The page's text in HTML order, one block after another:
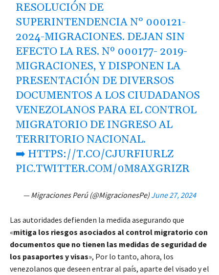
RESOLUCIÓN DE
SUPERINTENDENCIA N° 000121-
2024-MIGRACIONES. DEJAN SIN
EFECTO LA RES. Nº 000177- 2019-
MIGRACIONES, Y DISPONEN LA
PRESENTACIÓN DE DIVERSOS
DOCUMENTOS A LOS CIUDADANOS
VENEZOLANOS PARA EL CONTROL
MIGRATORIO DE INGRESO AL
TERRITORIO NACIONAL.
➡️ HTTPS://T.CO/CJURFIURLZ
PIC.TWITTER.COM/0M8AXGRIZR
— Migraciones Perú (@MigracionesPe) June 27, 2024
Las autoridades defienden la medida asegurando que
«mitiga los riesgos asociados al control migratorio con
documentos que no tienen las medidas de seguridad de
los pasaportes y visas», Por lo tanto, ahora, los
venezolanos que deseen entrar al país, aparte del visado y el